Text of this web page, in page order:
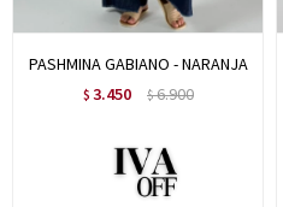
PASHMINA GABIANO - NARANJA
$ 3.450 $6.900